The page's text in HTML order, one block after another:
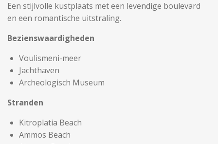
Een stijlvolle kustplaats met een levendige boulevard
en een romantische uitstraling.
Bezienswaardigheden
Voulismeni-meer
Jachthaven
Archeologisch Museum
Stranden
Kitroplatia Beach
Ammos Beach